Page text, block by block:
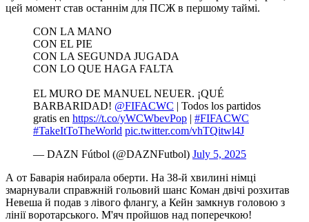
цей момент став останнім для ПСЖ в першому таймі.
CON LA MANO
CON EL PIE
CON LA SEGUNDA JUGADA
CON LO QUE HAGA FALTA
EL MURO DE MANUEL NEUER. ¡QUÉ
BARBARIDAD! @FIFACWC | Todos los partidos
gratis en https://t.co/yWCWbevPop | #FIFACWC
#TakeItToTheWorld pic.twitter.com/vhTQitwl4J
— DAZN Fútbol (@DAZNFutbol) July 5, 2025
А от Баварія набирала оберти. На 38-й хвилині німці
змарнували справжній гольовий шанс Коман двічі розхитав
Невеша й подав з лівого флангу, а Кейн замкнув головою з
лінії воротарського. М'яч пройшов над поперечкою!